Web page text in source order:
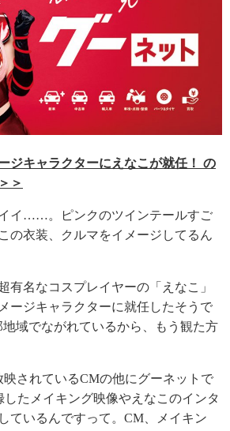
ジキャラクターにえなこが就任！ の
＞
イ……。ピンクのツインテールすご
の衣装、クルマをイメージしてるん
有名なコスプレイヤーの「えなこ」
ージキャラクターに就任したそうで
域でながれているから、もう観た方
映されているCMの他にグーネットで
たメイキング映像やえなこのインタ
ているんですって。CM、メイキン